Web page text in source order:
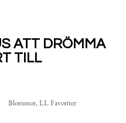
ATT DRÖMMA
TILL
Blommor,LL Favoriter